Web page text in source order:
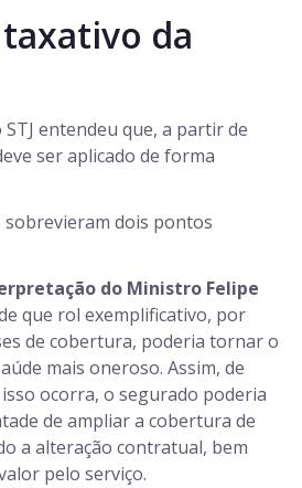
da
entendeu que, a partir de
ser aplicado de forma
sobrevieram dois pontos
do Ministro Felipe
que rol exemplificativo, por
de cobertura, poderia tornar o
mais oneroso. Assim, de
ocorra, o segurado poderia
de ampliar a cobertura de
a alteração contratual, bem
pelo serviço.